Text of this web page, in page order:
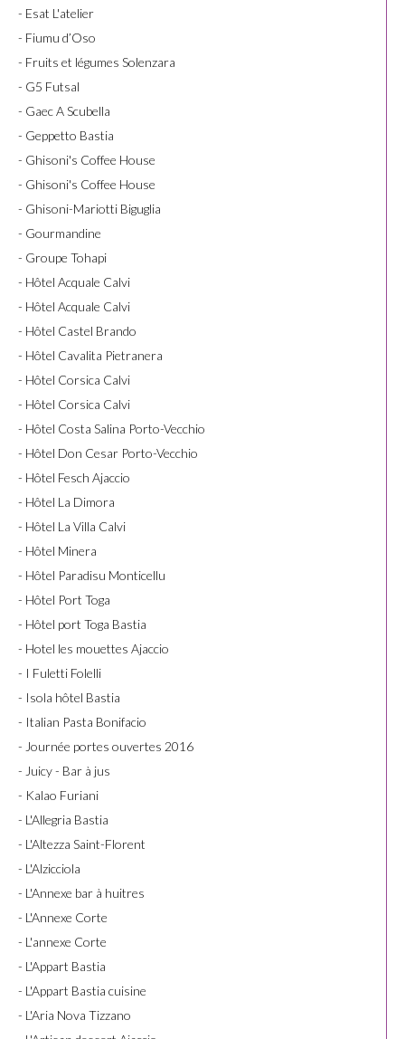
- Esat L'atelier
- Fiumu d’Oso
- Fruits et légumes Solenzara
- G5 Futsal
- Gaec A Scubella
- Geppetto Bastia
- Ghisoni's Coffee House
- Ghisoni's Coffee House
- Ghisoni-Mariotti Biguglia
- Gourmandine
- Groupe Tohapi
- Hôtel Acquale Calvi
- Hôtel Acquale Calvi
- Hôtel Castel Brando
- Hôtel Cavalita Pietranera
- Hôtel Corsica Calvi
- Hôtel Corsica Calvi
- Hôtel Costa Salina Porto-Vecchio
- Hôtel Don Cesar Porto-Vecchio
- Hôtel Fesch Ajaccio
- Hôtel La Dimora
- Hôtel La Villa Calvi
- Hôtel Minera
- Hôtel Paradisu Monticellu
- Hôtel Port Toga
- Hôtel port Toga Bastia
- Hotel les mouettes Ajaccio
- I Fuletti Folelli
- Isola hôtel Bastia
- Italian Pasta Bonifacio
- Journée portes ouvertes 2016
- Juicy - Bar à jus
- Kalao Furiani
- L'Allegria Bastia
- L'Altezza Saint-Florent
- L'Alzicciola
- L'Annexe bar à huitres
- L'Annexe Corte
- L'annexe Corte
- L'Appart Bastia
- L'Appart Bastia cuisine
- L'Aria Nova Tizzano